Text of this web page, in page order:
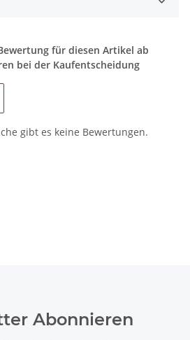
für diesen Artikel ab
bei der Kaufentscheidung
gibt es keine Bewertungen.
Abonnieren